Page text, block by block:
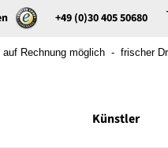
+49 (0)30 405 50680
Rechnung möglich - frischer
Künstler